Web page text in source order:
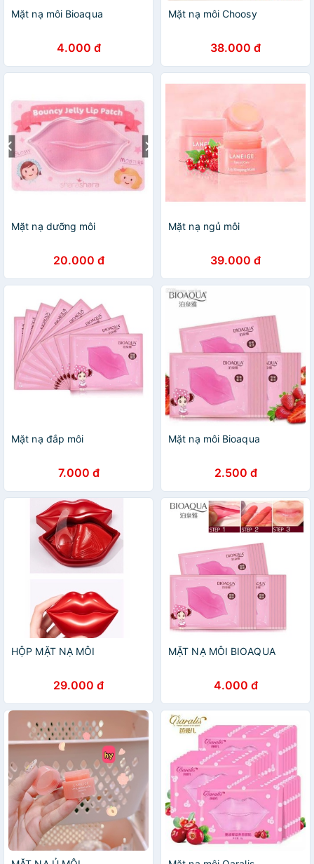
Mặt nạ môi Bioaqua
4.000 đ
Mặt nạ môi Choosy
38.000 đ
Mặt nạ dưỡng môi
20.000 đ
Mặt nạ ngủ môi
39.000 đ
Mặt nạ đắp môi
7.000 đ
Mặt nạ môi Bioaqua
2.500 đ
HỘP MẶT NẠ MÔI
29.000 đ
MẶT NẠ MÔI BIOAQUA
4.000 đ